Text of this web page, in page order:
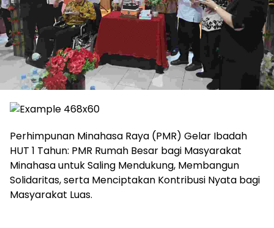
Perhimpunan Minahasa Raya (PMR) Gelar Ibadah
HUT 1 Tahun: PMR Rumah Besar bagi Masyarakat
Minahasa untuk Saling Mendukung, Membangun
Solidaritas, serta Menciptakan Kontribusi Nyata bagi
Masyarakat Luas.